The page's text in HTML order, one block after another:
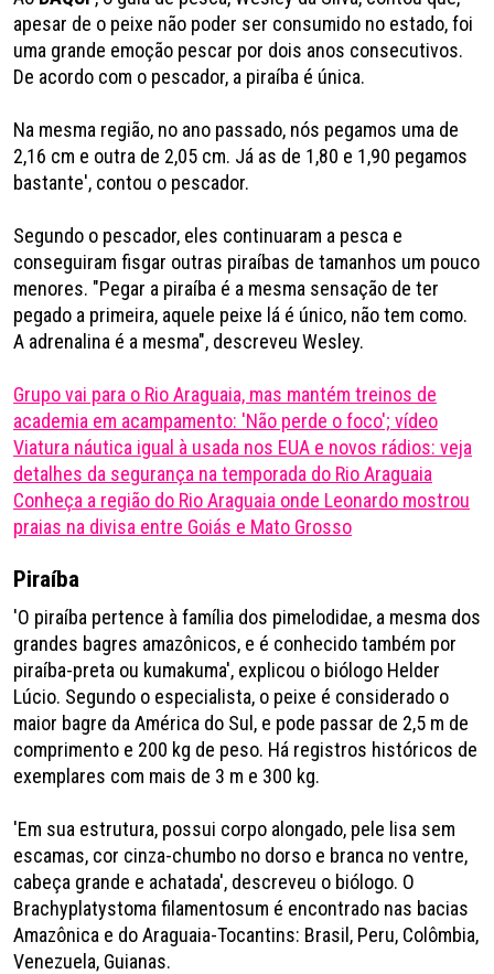
apesar de o peixe não poder ser consumido no estado, foi
uma grande emoção pescar por dois anos consecutivos.
De acordo com o pescador, a piraíba é única.
Na mesma região, no ano passado, nós pegamos uma de
2,16 cm e outra de 2,05 cm. Já as de 1,80 e 1,90 pegamos
bastante', contou o pescador.
Segundo o pescador, eles continuaram a pesca e
conseguiram fisgar outras piraíbas de tamanhos um pouco
menores. "Pegar a piraíba é a mesma sensação de ter
pegado a primeira, aquele peixe lá é único, não tem como.
A adrenalina é a mesma", descreveu Wesley.
Grupo vai para o Rio Araguaia, mas mantém treinos de
academia em acampamento: 'Não perde o foco'; vídeo
Viatura náutica igual à usada nos EUA e novos rádios: veja
detalhes da segurança na temporada do Rio Araguaia
Conheça a região do Rio Araguaia onde Leonardo mostrou
praias na divisa entre Goiás e Mato Grosso
Piraíba
'O piraíba pertence à família dos pimelodidae, a mesma dos
grandes bagres amazônicos, e é conhecido também por
piraíba-preta ou kumakuma', explicou o biólogo Helder
Lúcio. Segundo o especialista, o peixe é considerado o
maior bagre da América do Sul, e pode passar de 2,5 m de
comprimento e 200 kg de peso. Há registros históricos de
exemplares com mais de 3 m e 300 kg.
'Em sua estrutura, possui corpo alongado, pele lisa sem
escamas, cor cinza-chumbo no dorso e branca no ventre,
cabeça grande e achatada', descreveu o biólogo. O
Brachyplatystoma filamentosum é encontrado nas bacias
Amazônica e do Araguaia-Tocantins: Brasil, Peru, Colômbia,
Venezuela, Guianas.